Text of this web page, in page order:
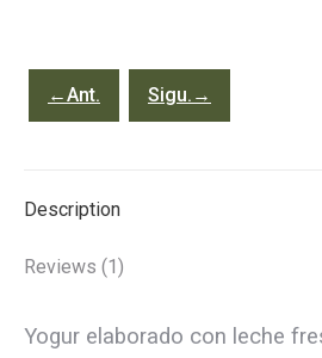
quantity
←Ant. Sigu.→
Description
Reviews (1)
Yogur elaborado con leche